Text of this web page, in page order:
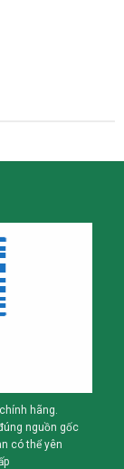
hãng.
nguồn gốc
có thể yên